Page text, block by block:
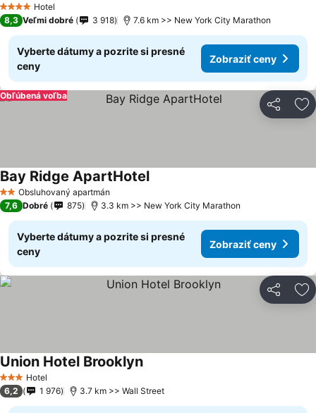
4 Počet hviezdičiek
Hotel
8,3 Veľmi dobré 3 918 7.6 km >> New York City Marathon
Vyberte dátumy a pozrite si presné
ceny
Zobraziť ceny
Zdieľať
Obľúbená voľba
2 Počet hviezdičiek
Obsluhovaný apartmán
Bay Ridge ApartHotel
7,6 Dobré 875 3.3 km >> New York City Marathon
Vyberte dátumy a pozrite si presné
ceny
Zobraziť ceny
Zdieľať
3 Počet hviezdičiek
Hotel
Union Hotel Brooklyn
6,2 1 976 3.7 km >> Wall Street